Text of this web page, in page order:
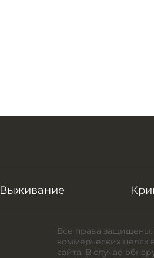
Выживание
Все права
коммерческих целях
сайта. В случае